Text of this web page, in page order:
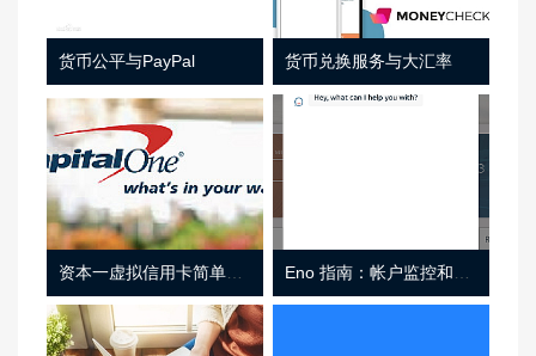
货币公平与PayPal 货币兑换服务与大汇率
资本一虚拟信用卡简单介绍